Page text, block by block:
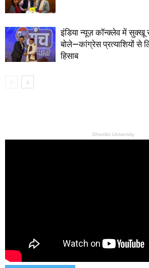
इंडिया न्यूज़ कॉन्क्लेव में सुक्खू
बोले—कांग्रेस प्रत्याशियों से
हिसाब
Shoolini University